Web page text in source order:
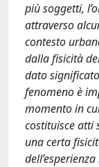
più soggetti,
attraverso
contesto
dalla fisicità
dato
fenomeno è
momento in
costituisce atti
una certa